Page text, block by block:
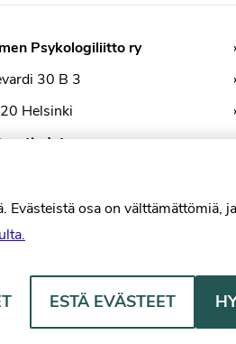
Psykologiliitto ry
30 B 3
Helsinki
›
›
›
Evästeistä osa on välttämättömiä,
ESTÄ EVÄSTEET